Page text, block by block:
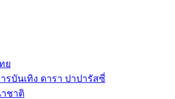
ย
รบันเทิง ดารา ปาปารัสซี่
ชาติ